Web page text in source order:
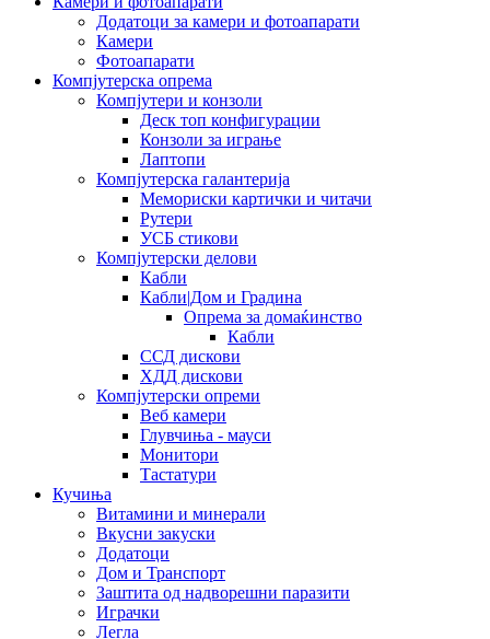
Додатоци за камери и фотоапарати
Камери
Фотоапарати
Компјутерска опрема
Компјутери и конзоли
Деск топ конфигурации
Конзоли за играње
Лаптопи
Компјутерска галантерија
Мемориски картички и читачи
Рутери
УСБ стикови
Компјутерски делови
Кабли
Кабли|Дом и Градина
Опрема за домаќинство
Кабли
ССД дискови
ХДД дискови
Компјутерски опреми
Веб камери
Глувчиња - мауси
Монитори
Тастатури
Кучиња
Витамини и минерали
Вкусни закуски
Додатоци
Дом и Транспорт
Заштита од надворешни паразити
Играчки
Легла